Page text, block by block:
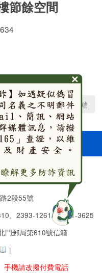
節餘空間
回網頁頂端
服務有任何建議，
2段55號
、2393-1261、2321-3625
門郵局第610號信箱
|
手機請改撥付費電話